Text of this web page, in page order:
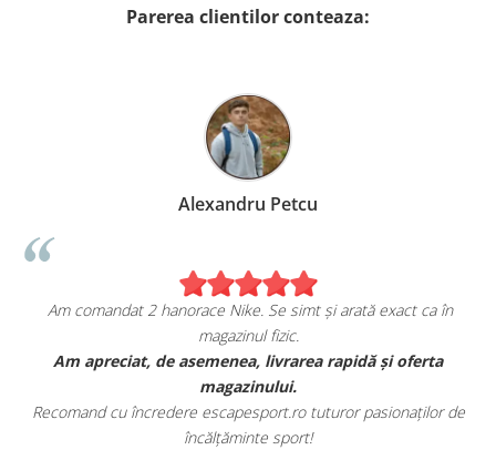
Parerea clientilor conteaza:
Alexandru Petcu
Am comandat 2 hanorace Nike. Se simt și arată exact ca în
magazinul fizic.
Am apreciat, de asemenea, livrarea rapidă și oferta
magazinului.
Recomand cu încredere escapesport.ro tuturor pasionaților de
încălțăminte sport!